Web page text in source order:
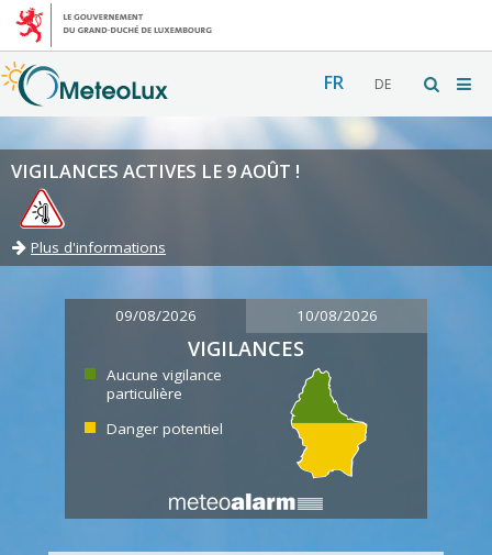
FR DE
VIGILANCES ACTIVES LE 9 AOÛT !
Plus d'informations
09/08/2026 10/08/2026
VIGILANCES
Aucune vigilance
particulière
Danger potentiel